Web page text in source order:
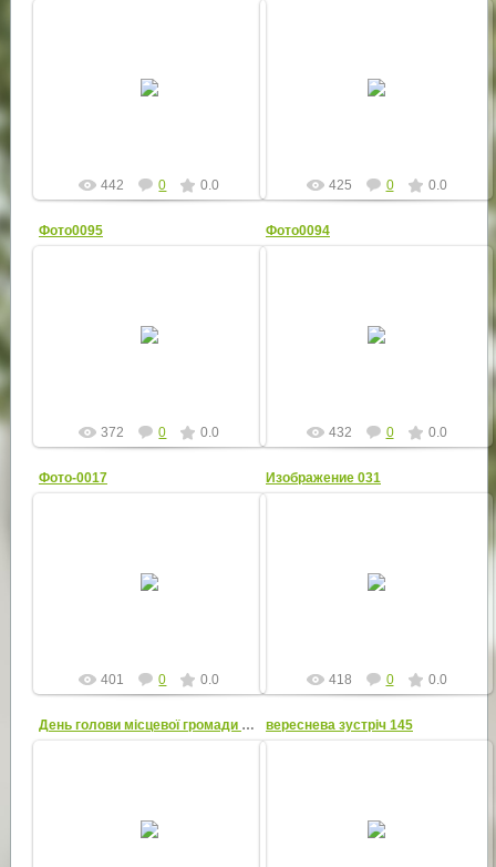
442 0 0.0 425 0 0.0
Фото0095
372 0 0.0
Фото0094
432 0 0.0
Фото-0017
401 0 0.0
Изображение 031
418 0 0.0
День голови місцевої громади 2014 вереснева зустріч 145